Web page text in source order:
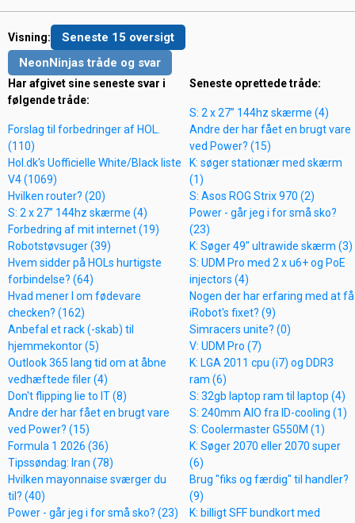
Visning:
Seneste 15 oversigt
NeonNinjas tråde og svar
Har afgivet sine seneste svar i
følgende tråde:
Forslag til forbedringer af HOL.
(110)
Hol.dk's Uofficielle White/Black liste
V4 (1069)
Hvilken router? (20)
S: 2 x 27” 144hz skærme (4)
Forbedring af mit internet (19)
Robotstøvsuger (39)
Hvem sidder på HOLs hurtigste
forbindelse? (64)
Hvad mener I om fødevare
checken? (162)
Anbefal et rack (-skab) til
hjemmekontor (5)
Outlook 365 lang tid om at åbne
vedhæftede filer (4)
Don't flipping lie to IT (8)
Andre der har fået en brugt vare
ved Power? (15)
Formula 1 2026 (36)
Tipssøndag: Iran (78)
Hvilken mayonnaise sværger du
til? (40)
Power - går jeg i for små sko? (23)
Seneste oprettede tråde:
S: 2 x 27” 144hz skærme (4)
Andre der har fået en brugt vare
ved Power? (15)
K: søger stationær med skærm
(1)
S: Asos ROG Strix 970 (2)
Power - går jeg i for små sko?
(23)
K: Søger 49" ultrawide skærm (3)
S: UDM Pro med 2 x u6+ og PoE
injectors (4)
Nogen der har erfaring med at få
iRobot's fixet? (9)
Simracers unite? (0)
V: UDM Pro (7)
K: LGA 2011 cpu (i7) og DDR3
ram (6)
S: 32gb laptop ram til laptop (4)
S: 240mm AIO fra ID-cooling (1)
S: Coolermaster G550M (1)
K: Søger 2070 eller 2070 super
(6)
Brug "fiks og færdig" til handler?
(9)
K: billigt SFF bundkort med